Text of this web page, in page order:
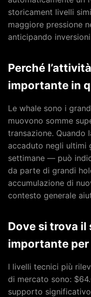
storicament livelli
maggiore pressione
anticipando
Perché
importante in
Le whale sono i
muovono somme
transazione.
accaduto negli ultimi
settimane — può
da parte di grandi
accumulazione di
contesto generale
Dove si trova
importante
I livelli tecnici più
di mercato sono:
supporto